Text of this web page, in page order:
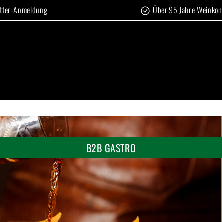
Anmeldung Über 95 Jahre
B2B GASTRO